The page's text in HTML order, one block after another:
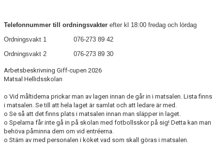
Telefonnummer till ordningsvakter efter kl 18:00 fredag och lördag
Ordningsvakt 1 076-273 89 42
Ordningsvakt 2 076-273 89 30
Arbetsbeskrivning Giff-cupen 2026
Matsal Hellidsskolan
o Vid måltiderna prickar man av lagen innan de går in i matsalen. Lista finns
i matsalen. Se till att hela laget är samlat och att ledare är med.
o Se så att det finns plats i matsalen innan man släpper in laget.
o Spelarna får inte gå in på skolan med fotbollsskor på sig! Detta kan man
behöva påminna dem om vid entréerna.
o Stäm av med personalen i köket vad som skall göras i matsalen.